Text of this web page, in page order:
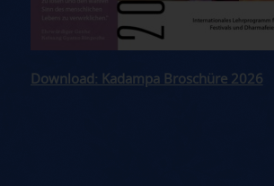
Download: Kadampa Broschüre 2026